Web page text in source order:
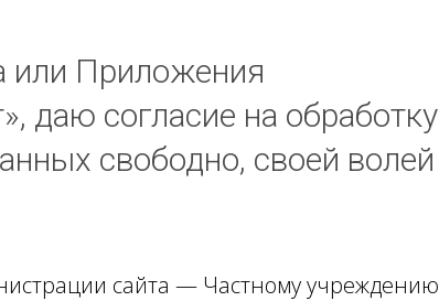
или Приложения
даю согласие на обработку
свободно, своей волей
сайта — Частному учреждению